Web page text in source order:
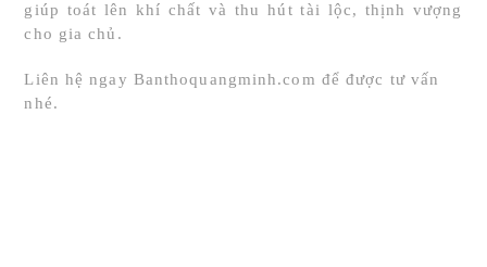
giúp toát lên khí chất và thu hút tài lộc, thịnh vượng
cho gia chủ.
Liên hệ ngay Banthoquangminh.com để được tư vấn
nhé.